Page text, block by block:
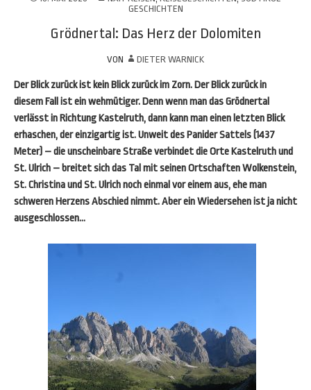
GESCHICHTEN
Grödnertal: Das Herz der Dolomiten
VON DIETER WARNICK
Der Blick zurück ist kein Blick zurück im Zorn. Der Blick zurück in
diesem Fall ist ein wehmütiger. Denn wenn man das Grödnertal
verlässt in Richtung Kastelruth, dann kann man einen letzten Blick
erhaschen, der einzigartig ist. Unweit des Panider Sattels (1437
Meter) – die unscheinbare Straße verbindet die Orte Kastelruth und
St. Ulrich – breitet sich das Tal mit seinen Ortschaften Wolkenstein,
St. Christina und St. Ulrich noch einmal vor einem aus, ehe man
schweren Herzens Abschied nimmt. Aber ein Wiedersehen ist ja nicht
ausgeschlossen…